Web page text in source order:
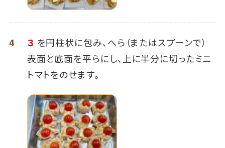
4 ３ を円柱状に包み、へら（またはスプーンで）
表面と底面を平らにし、上に半分に切ったミニ
トマトをのせます。